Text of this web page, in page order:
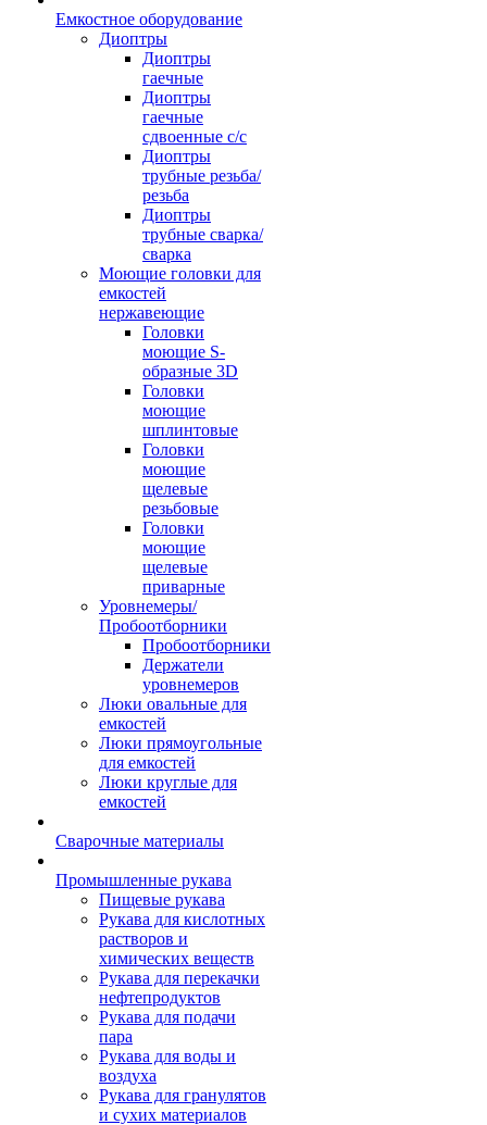
Емкостное оборудование
Диоптры
Диоптры
гаечные
Диоптры
гаечные
сдвоенные c/c
Диоптры
трубные резьба/
резьба
Диоптры
трубные сварка/
сварка
Моющие головки для
емкостей
нержавеющие
Головки
моющие S-
образные 3D
Головки
моющие
шплинтовые
Головки
моющие
щелевые
резьбовые
Головки
моющие
щелевые
приварные
Уровнемеры/
Пробоотборники
Пробоотборники
Держатели
уровнемеров
Люки овальные для
емкостей
Люки прямоугольные
для емкостей
Люки круглые для
емкостей
Сварочные материалы
Промышленные рукава
Пищевые рукава
Рукава для кислотных
растворов и
химических веществ
Рукава для перекачки
нефтепродуктов
Рукава для подачи
пара
Рукава для воды и
воздуха
Рукава для гранулятов
и сухих материалов